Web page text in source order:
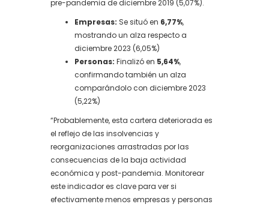
pre-pandemia de diciembre 2019 (5,07%).
Empresas: Se situó en 6,77%,
mostrando un alza respecto a
diciembre 2023 (6,05%)
Personas: Finalizó en 5,64%,
confirmando también un alza
comparándolo con diciembre 2023
(5,22%)
“Probablemente, esta cartera deteriorada es
el reflejo de las insolvencias y
reorganizaciones arrastradas por las
consecuencias de la baja actividad
económica y post-pandemia. Monitorear
este indicador es clave para ver si
efectivamente menos empresas y personas